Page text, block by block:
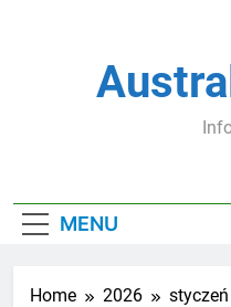
MENU
Home 2026 styczeń